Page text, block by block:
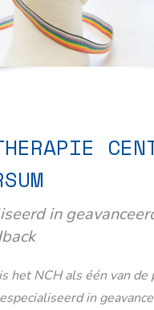
in
het NCH als één van de
in